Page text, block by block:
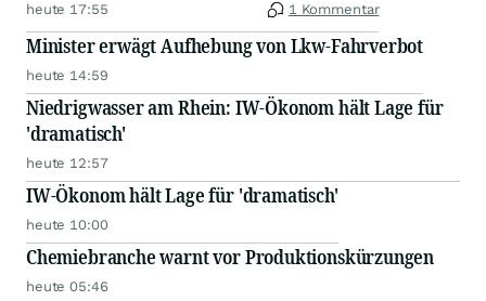
heute 17:55 1 Kommentar
Minister erwägt Aufhebung von Lkw-Fahrverbot
heute 14:59
Niedrigwasser am Rhein: IW-Ökonom hält Lage für
'dramatisch'
heute 12:57
IW-Ökonom hält Lage für 'dramatisch'
heute 10:00
Chemiebranche warnt vor Produktionskürzungen
heute 05:46